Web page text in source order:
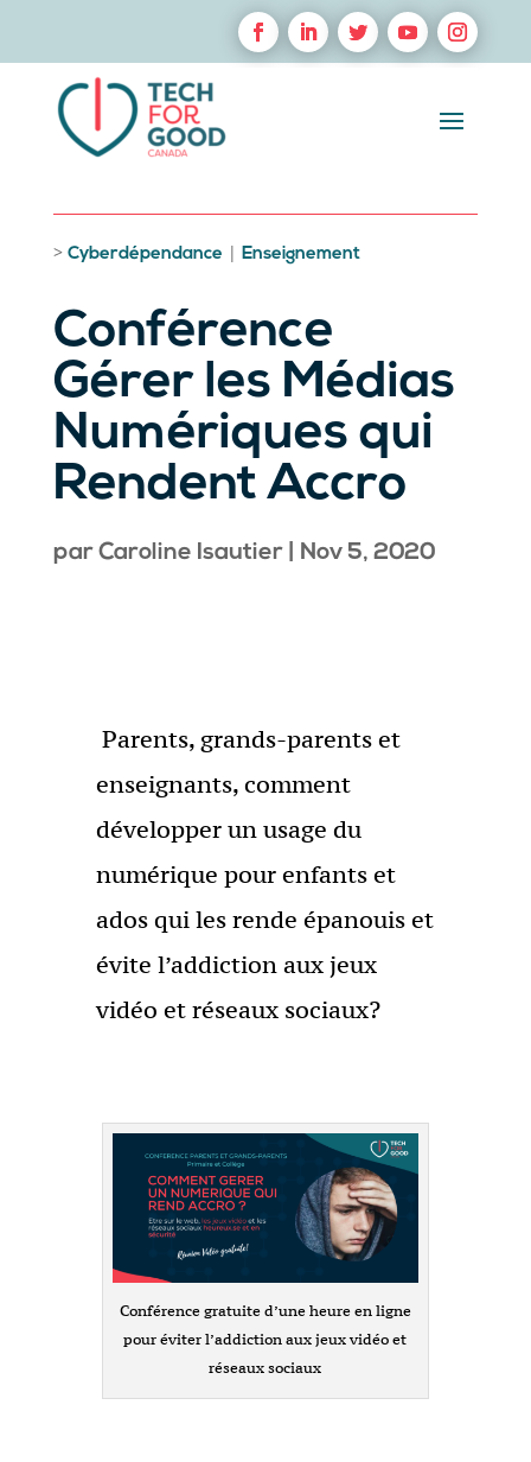
> Cyberdépendance | Enseignement
Conférence
Gérer les Médias
Numériques qui
Rendent Accro
par Caroline Isautier| Nov 5, 2020
Parents, grands-parents et
enseignants, comment
développer un usage du
numérique pour enfants et
ados qui les rende épanouis et
évite l’addiction aux jeux
vidéo et réseaux sociaux?
Conférence gratuite d’une heure en ligne
pour éviter l’addiction aux jeux vidéo et
réseaux sociaux